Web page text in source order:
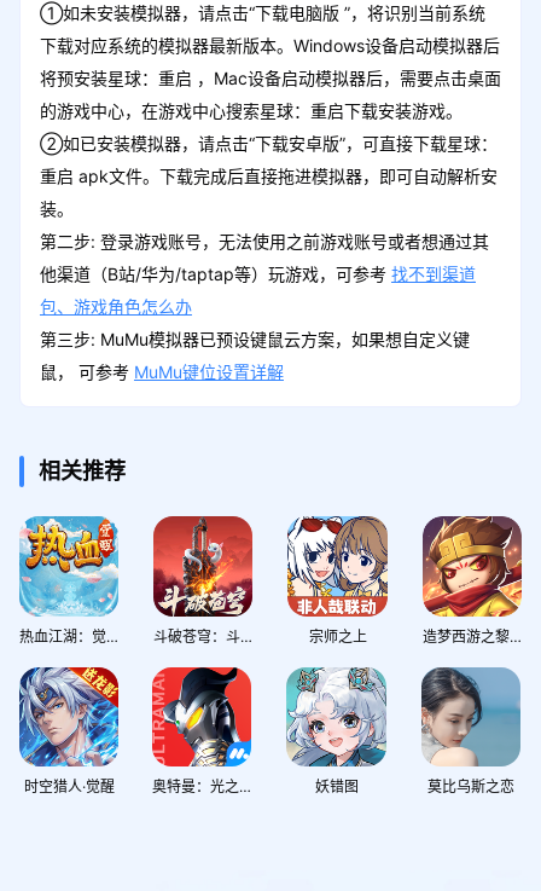
①如未安装模拟器，请点击“下载电脑版 ”，将识别当前系统
下载对应系统的模拟器最新版本。Windows设备启动模拟器后
将预安装星球：重启 ，Mac设备启动模拟器后，需要点击桌面
的游戏中心，在游戏中心搜索星球：重启下载安装游戏。
②如已安装模拟器，请点击“下载安卓版”，可直接下载星球：
重启 apk文件。下载完成后直接拖进模拟器，即可自动解析安
装。
第二步: 登录游戏账号，无法使用之前游戏账号或者想通过其
他渠道（B站/华为/taptap等）玩游戏，可参考 找不到渠道
包、游戏角色怎么办
第三步: MuMu模拟器已预设键鼠云方案，如果想自定义键
鼠， 可参考 MuMu键位设置详解
相关推荐
热血江湖：觉醒 斗破苍穹：斗帝之路 宗师之上 造梦西游之黎尤浩劫篇
时空猎人·觉醒 奥特曼：光之战士 妖错图 莫比乌斯之恋